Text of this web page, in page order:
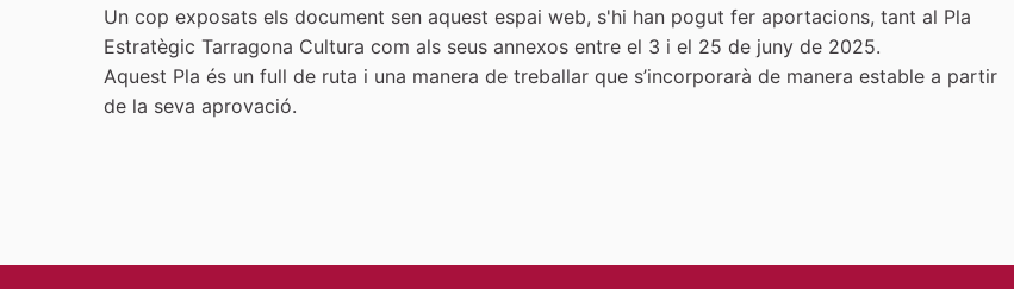
Un cop exposats els document sen aquest espai web, s'hi han pogut fer aportacions, tant al Pla
Estratègic Tarragona Cultura com als seus annexos entre el 3 i el 25 de juny de 2025.
Aquest Pla és un full de ruta i una manera de treballar que s’incorporarà de manera estable a partir
de la seva aprovació.